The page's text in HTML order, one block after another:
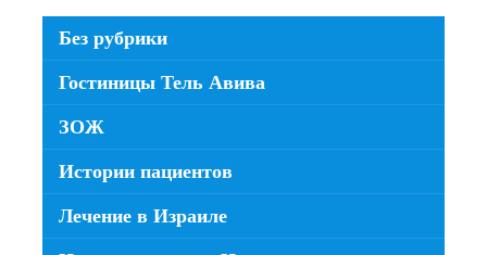
Без рубрики
Гостиницы Тель Авива
ЗОЖ
Истории пациентов
Лечение в Израиле